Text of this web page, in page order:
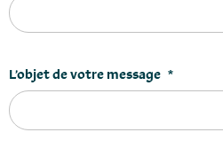
L’objet de votre message *